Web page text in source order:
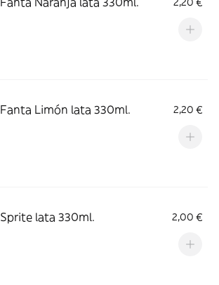
Fanta Limón lata 330ml. 2,20 €
Sprite lata 330ml. 2,00 €